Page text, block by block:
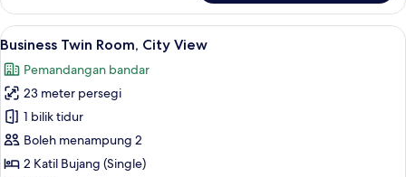
Double
Room,
River
Lihat
semua
foto
untuk
Business
Twin
Room,
8
Business Twin Room, City View
Pemandangan bandar
23 meter persegi
1 bilik tidur
Boleh menampung 2
2 Katil Bujang (Single)